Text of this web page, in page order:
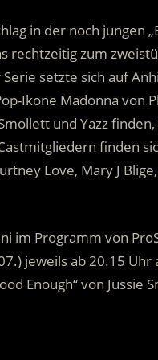
in der noch jungen
rechtzeitig zum
setzte sich auf
Ikone Madonna von
und Yazz
finden
Love, Mary J
im Programm von
jeweils ab 20.15
Enough“ von